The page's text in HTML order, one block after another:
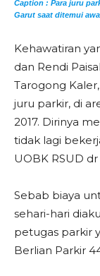
Caption : Para juru
Garut saat ditemui
Kehawatiran
dan Rendi
Tarogong
juru parkir, di
2017. Dirinya
tidak lagi
UOBK RSUD
Sebab biaya
sehari-hari
petugas parkir
Berlian Parkir